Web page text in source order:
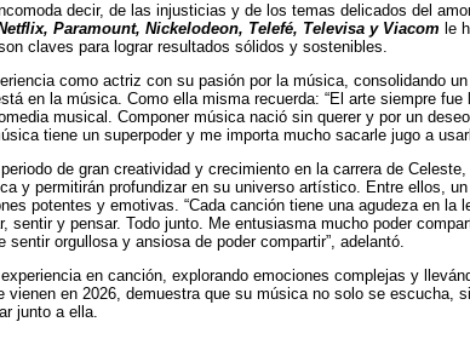
decir, de las injusticias y de los temas delicados del
Paramount, Nickelodeon, Telefé, Televisa y Viacom le
claves para lograr resultados sólidos y sostenibles.
como actriz con su pasión por la música, consolidando
en la música. Como ella misma recuerda: “El arte siempre
musical. Componer música nació sin querer y por un
tiene un superpoder y me importa mucho sacarle jugo a
de gran creatividad y crecimiento en la carrera de
y permitirán profundizar en su universo artístico. Entre ellos,
potentes y emotivas. “Cada canción tiene una agudeza en la
sentir y pensar. Todo junto. Me entusiasma mucho poder
orgullosa y ansiosa de poder compartir”, adelantó.
en canción, explorando emociones complejas y
vienen en 2026, demuestra que su música no solo se escucha,
junto a ella.